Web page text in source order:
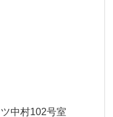
中村102号室